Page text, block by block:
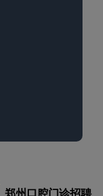
郑州口腔门诊招聘